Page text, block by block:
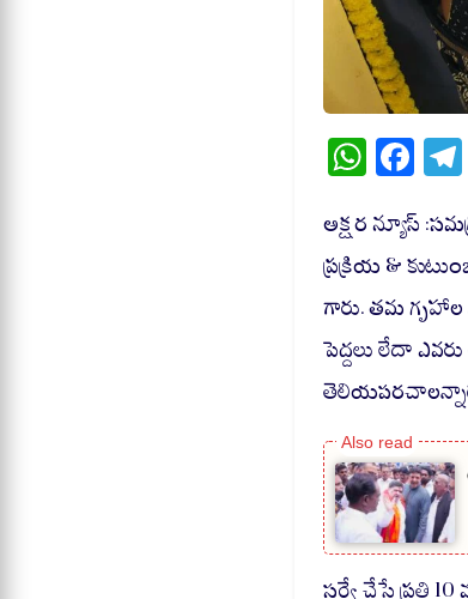
W
ha
ts
A
pp
Fa
ce
bo
ok
అక్షర న్యూస్
ప్రక్రియ &
గారు. తమ గృహాల
పెద్దలు లేదా